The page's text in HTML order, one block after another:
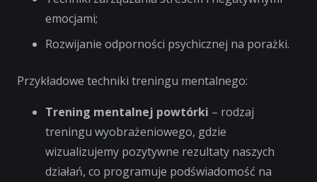
emocjami;
Rozwijanie odporności psychicznej na porażki.
Przykładowe techniki treningu mentalnego:
Trening mentalnej powtórki – rodzaj
treningu wyobrażeniowego, gdzie
wizualizujemy pozytywne rezultaty naszych
działań, co programuje podświadomość na